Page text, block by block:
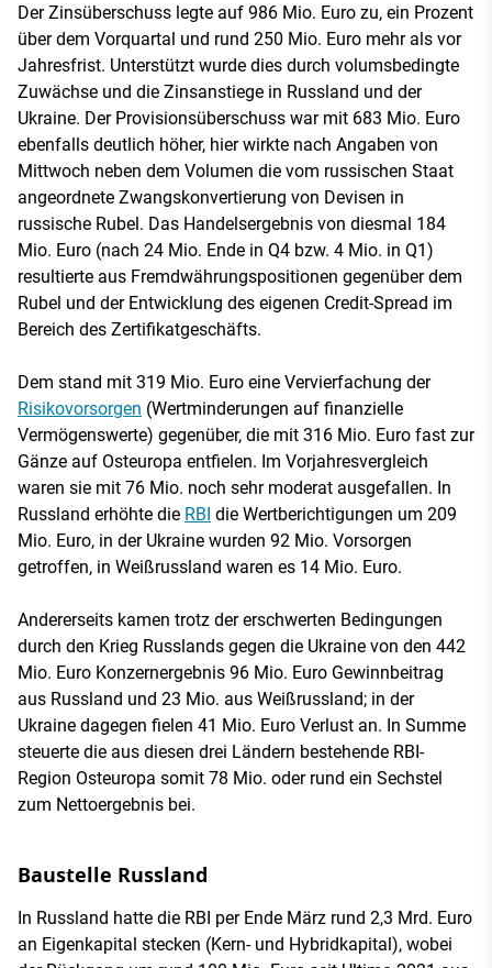
Der Zinsüberschuss legte auf 986 Mio. Euro zu, ein Prozent
über dem Vorquartal und rund 250 Mio. Euro mehr als vor
Jahresfrist. Unterstützt wurde dies durch volumsbedingte
Zuwächse und die Zinsanstiege in Russland und der
Ukraine. Der Provisionsüberschuss war mit 683 Mio. Euro
ebenfalls deutlich höher, hier wirkte nach Angaben von
Mittwoch neben dem Volumen die vom russischen Staat
angeordnete Zwangskonvertierung von Devisen in
russische Rubel. Das Handelsergebnis von diesmal 184
Mio. Euro (nach 24 Mio. Ende in Q4 bzw. 4 Mio. in Q1)
resultierte aus Fremdwährungspositionen gegenüber dem
Rubel und der Entwicklung des eigenen Credit-Spread im
Bereich des Zertifikatgeschäfts.
Dem stand mit 319 Mio. Euro eine Vervierfachung der
Risikovorsorgen (Wertminderungen auf finanzielle
Vermögenswerte) gegenüber, die mit 316 Mio. Euro fast zur
Gänze auf Osteuropa entfielen. Im Vorjahresvergleich
waren sie mit 76 Mio. noch sehr moderat ausgefallen. In
Russland erhöhte die RBI die Wertberichtigungen um 209
Mio. Euro, in der Ukraine wurden 92 Mio. Vorsorgen
getroffen, in Weißrussland waren es 14 Mio. Euro.
Andererseits kamen trotz der erschwerten Bedingungen
durch den Krieg Russlands gegen die Ukraine von den 442
Mio. Euro Konzernergebnis 96 Mio. Euro Gewinnbeitrag
aus Russland und 23 Mio. aus Weißrussland; in der
Ukraine dagegen fielen 41 Mio. Euro Verlust an. In Summe
steuerte die aus diesen drei Ländern bestehende RBI-
Region Osteuropa somit 78 Mio. oder rund ein Sechstel
zum Nettoergebnis bei.
Baustelle Russland
In Russland hatte die RBI per Ende März rund 2,3 Mrd. Euro
an Eigenkapital stecken (Kern- und Hybridkapital), wobei